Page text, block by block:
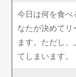
今日は何を食べ
なたが決めてリ
ます。ただし
てしまいます。